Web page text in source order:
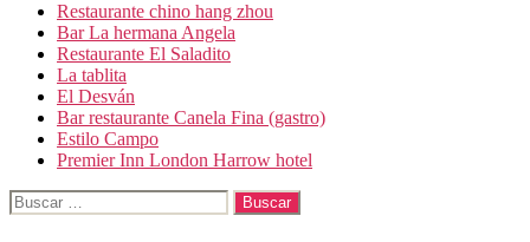
Restaurante chino hang zhou
Bar La hermana Angela
Restaurante El Saladito
La tablita
El Desván
Bar restaurante Canela Fina (gastro)
Estilo Campo
Premier Inn London Harrow hotel
Buscar: